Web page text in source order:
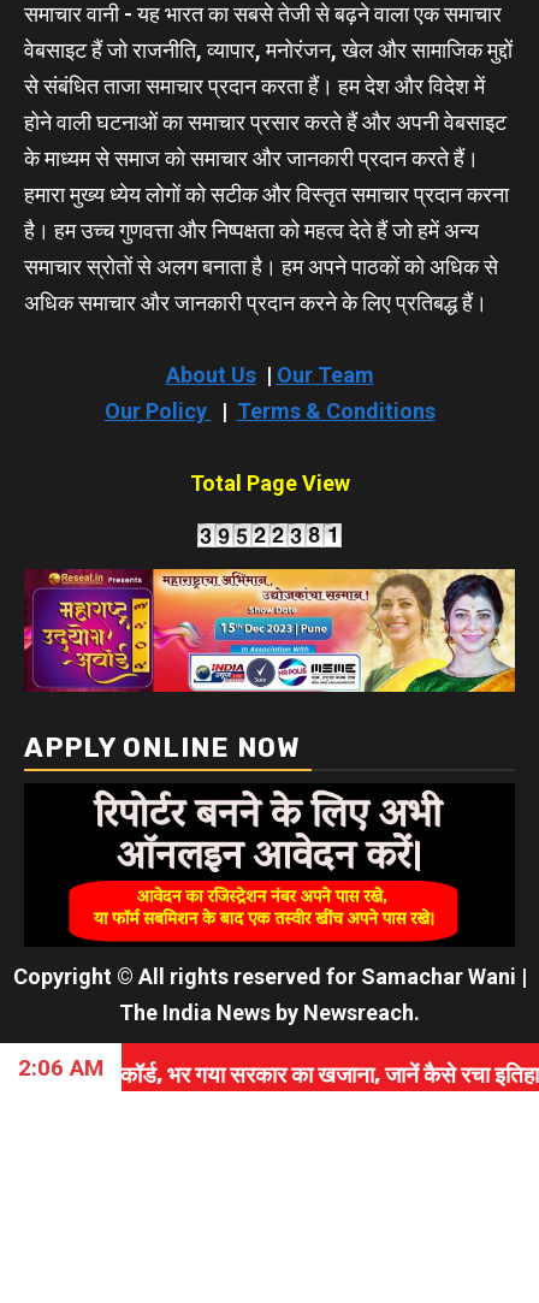
समाचार वानी - यह भारत का सबसे तेजी से बढ़ने वाला एक समाचार
वेबसाइट हैं जो राजनीति, व्यापार, मनोरंजन, खेल और सामाजिक मुद्दों
से संबंधित ताजा समाचार प्रदान करता हैं। हम देश और विदेश में
होने वाली घटनाओं का समाचार प्रसार करते हैं और अपनी वेबसाइट
के माध्यम से समाज को समाचार और जानकारी प्रदान करते हैं।
हमारा मुख्य ध्येय लोगों को सटीक और विस्तृत समाचार प्रदान करना
है। हम उच्च गुणवत्ता और निष्पक्षता को महत्व देते हैं जो हमें अन्य
समाचार स्रोतों से अलग बनाता है। हम अपने पाठकों को अधिक से
अधिक समाचार और जानकारी प्रदान करने के लिए प्रतिबद्ध हैं।
About Us| Our Team
Our Policy
| Terms & Conditions
Total Page View
APPLY ONLINE NOW
Copyright © All rights reserved for Samachar Wani |
The India News by Newsreach.
2:06 AM
भर गया सरकार का खजाना, जानें कैसे रचा इतिहास।